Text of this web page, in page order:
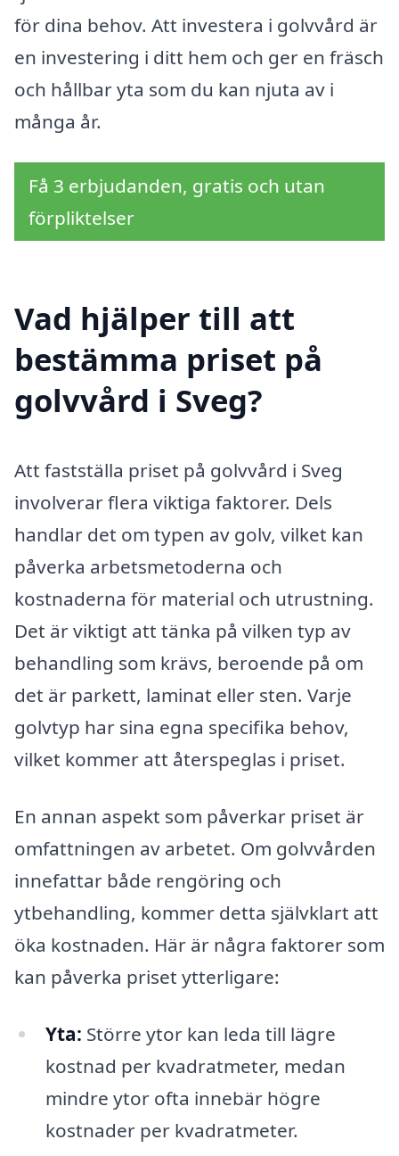
för dina behov. Att investera i golvvård är
en investering i ditt hem och ger en fräsch
och hållbar yta som du kan njuta av i
många år.
Få 3 erbjudanden, gratis och utan
förpliktelser
Vad hjälper till att
bestämma priset på
golvvård i Sveg?
Att fastställa priset på golvvård i Sveg
involverar flera viktiga faktorer. Dels
handlar det om typen av golv, vilket kan
påverka arbetsmetoderna och
kostnaderna för material och utrustning.
Det är viktigt att tänka på vilken typ av
behandling som krävs, beroende på om
det är parkett, laminat eller sten. Varje
golvtyp har sina egna specifika behov,
vilket kommer att återspeglas i priset.
En annan aspekt som påverkar priset är
omfattningen av arbetet. Om golvvården
innefattar både rengöring och
ytbehandling, kommer detta självklart att
öka kostnaden. Här är några faktorer som
kan påverka priset ytterligare:
Yta: Större ytor kan leda till lägre
kostnad per kvadratmeter, medan
mindre ytor ofta innebär högre
kostnader per kvadratmeter.